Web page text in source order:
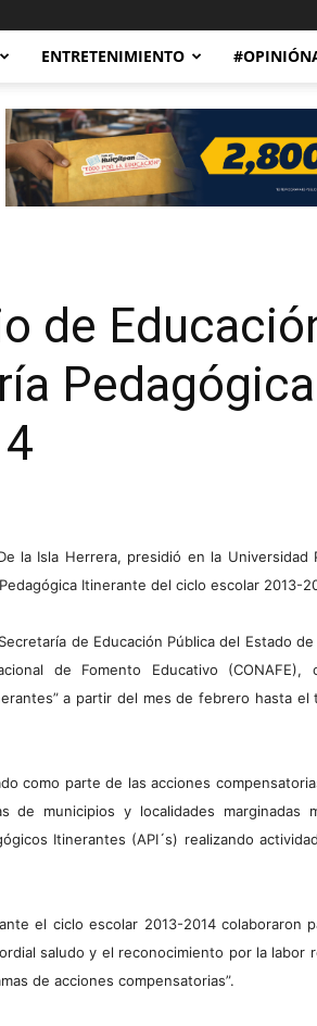
ENTRETENIMIENTO
de
la Isla Herrera, presidió en la Universidad
Itinerante del ciclo escolar 2013-
de Educación Pública del Estado
de Fomento Educativo (CONAFE),
a partir del mes de febrero hasta el
como parte de las acciones
de municipios y localidades marginadas
Itinerantes (API´s) realizando
el ciclo escolar 2013-2014 colaboraron
saludo y el reconocimiento por la labor
de acciones compensatorias”.